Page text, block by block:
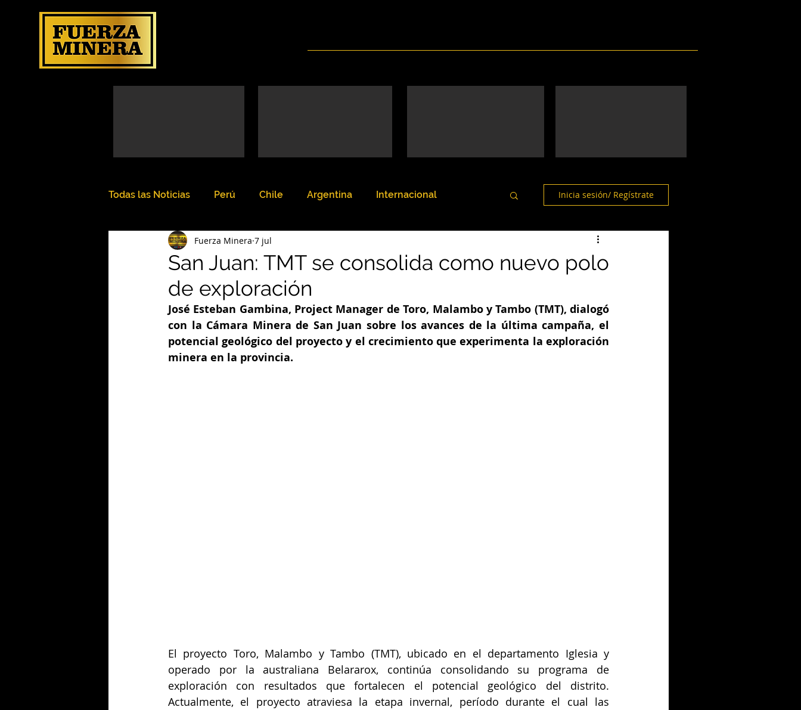
Todas las Noticias Perú Chile Argentina Internacional Inicia sesión/ Regístrate
San Juan: TMT se consolida como nuevo polo
de exploración
Fuerza Minera 7 jul
José Esteban Gambina, Project Manager de Toro, Malambo y Tambo (TMT), dialogó
con la Cámara Minera de San Juan sobre los avances de la última campaña, el
potencial geológico del proyecto y el crecimiento que experimenta la exploración
minera en la provincia.
El proyecto Toro, Malambo y Tambo (TMT), ubicado en el departamento Iglesia y
operado por la australiana Belararox, continúa consolidando su programa de
exploración con resultados que fortalecen el potencial geológico del distrito.
Actualmente, el proyecto atraviesa la etapa invernal, período durante el cual las